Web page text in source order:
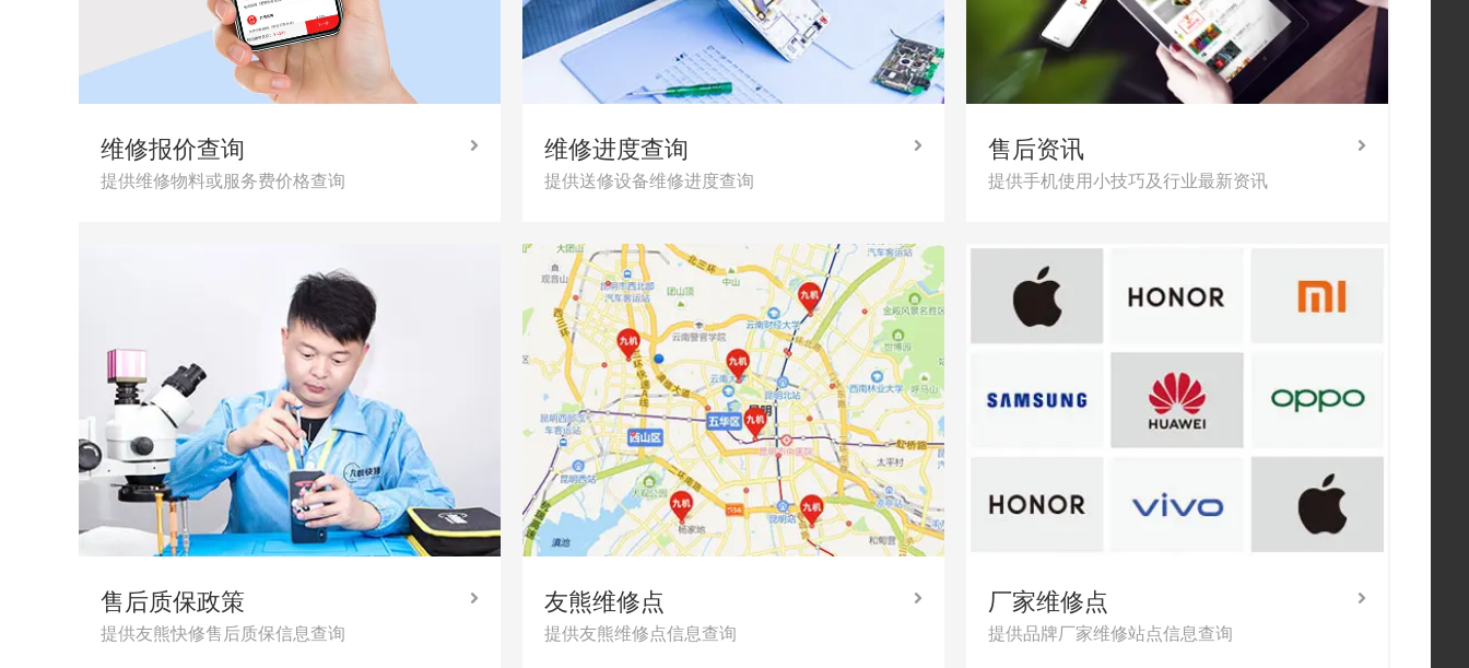
维修报价查询
提供维修物料或服务费价格查询
维修进度查询
提供送修设备维修进度查询
售后资讯
提供手机使用小技巧及行业最新资讯
售后质保政策
提供友熊快修售后质保信息查询
友熊维修点
提供友熊维修点信息查询
厂家维修点
提供品牌厂家维修站点信息查询